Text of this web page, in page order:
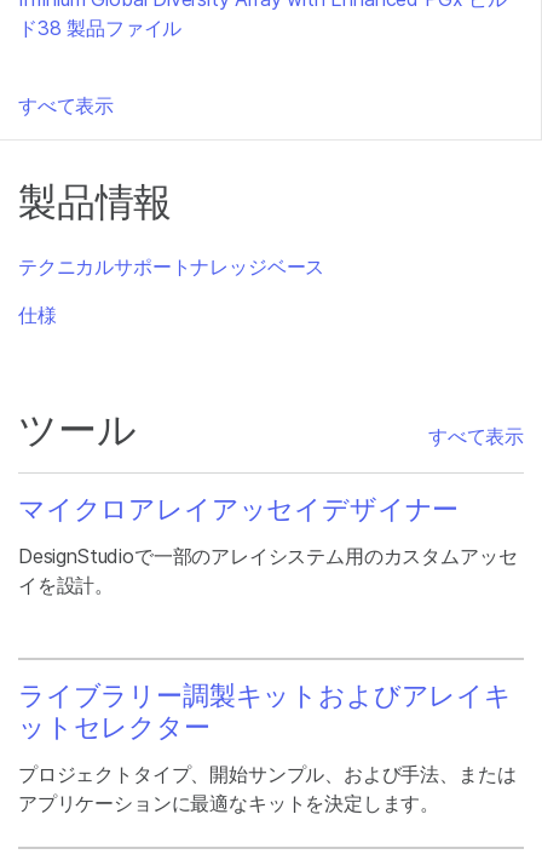
ド38 製品ファイル
すべて表示
製品情報
テクニカルサポートナレッジベース
仕様
ツール すべて表示
マイクロアレイアッセイデザイナー
DesignStudioで一部のアレイシステム用のカスタムアッセ
イを設計。
ライブラリー調製キットおよびアレイキ
ットセレクター
プロジェクトタイプ、開始サンプル、および手法、または
アプリケーションに最適なキットを決定します。